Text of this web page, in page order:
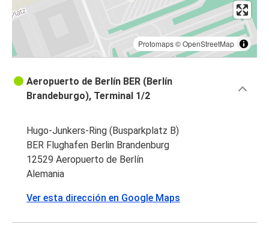
Protomaps©OpenStreetMap
Aeropuerto de Berlín BER (Berlín
Brandeburgo), Terminal 1/2
Hugo-Junkers-Ring (Busparkplatz B)
BER Flughafen Berlin Brandenburg
12529 Aeropuerto de Berlín
Alemania
Ver esta dirección en Google Maps